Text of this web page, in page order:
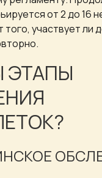
от 2 до 16
того, участвует ли
ЭТАПЫ